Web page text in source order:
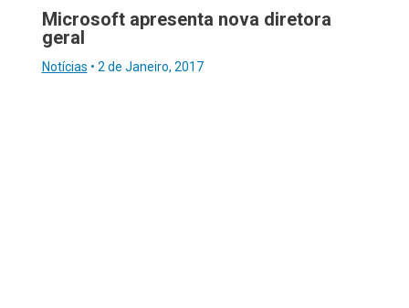
Microsoft apresenta nova diretora
geral
Notícias • 2 de Janeiro, 2017